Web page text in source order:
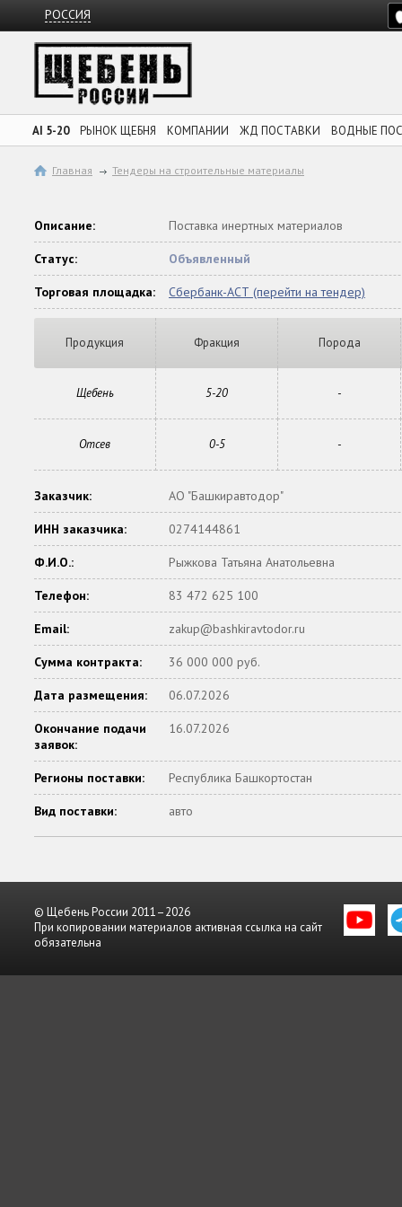
РОССИЯ
AI 5-20 РЫНОК ЩЕБНЯ КОМПАНИИ ЖД ПОСТАВКИ ВОДНЫЕ
Главная Тендеры на строительные материалы
Описание: Поставка инертных материалов
Статус: Объявленный
Торговая площадка: Сбербанк-АСТ (перейти на тендер)
Продукция Фракция Порода
Щебень 5-20 -
Отсев 0-5 -
Заказчик: АО "Башкиравтодор"
ИНН заказчика: 0274144861
Ф.И.О.: Рыжкова Татьяна Анатольевна
Телефон: 83 472 625 100
Email: zakup@bashkiravtodor.ru
Сумма контракта: 36 000 000 руб.
Дата размещения: 06.07.2026
Окончание подачи
заявок:
16.07.2026
Регионы поставки: Республика Башкортостан
Вид поставки: авто
© Щебень России 2011–2026
При копировании материалов активная ссылка на сайт
обязательна